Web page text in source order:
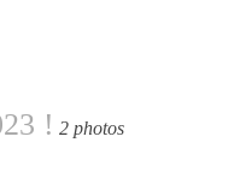
! 2 photos